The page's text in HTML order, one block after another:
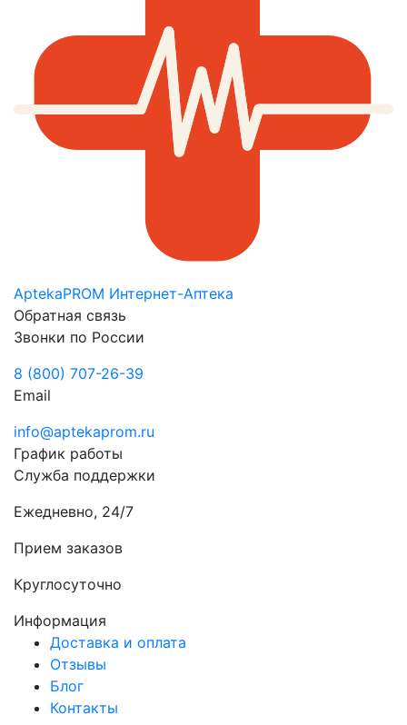
AptekaPROM Интернет-Аптека
Обратная связь
Звонки по России
8 (800) 707-26-39
Email
info@aptekaprom.ru
График работы
Служба поддержки
Ежедневно, 24/7
Прием заказов
Круглосуточно
Информация
Доставка и оплата
Отзывы
Блог
Контакты